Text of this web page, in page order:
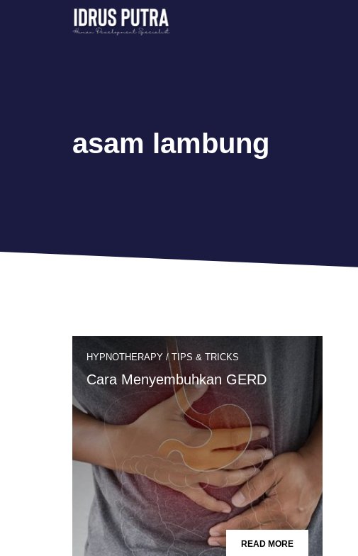
asam lambung
HYPNOTHERAPY / TIPS & TRICKS
Cara Menyembuhkan GERD
READ MORE